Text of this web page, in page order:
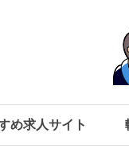
め求人サイト